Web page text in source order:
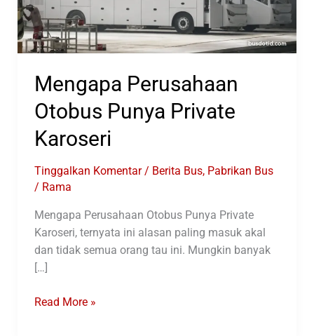
Mengapa Perusahaan
Otobus Punya Private
Karoseri
Tinggalkan Komentar / Berita Bus, Pabrikan Bus
/ Rama
Mengapa Perusahaan Otobus Punya Private
Karoseri, ternyata ini alasan paling masuk akal
dan tidak semua orang tau ini. Mungkin banyak
[…]
Mengapa
Read More »